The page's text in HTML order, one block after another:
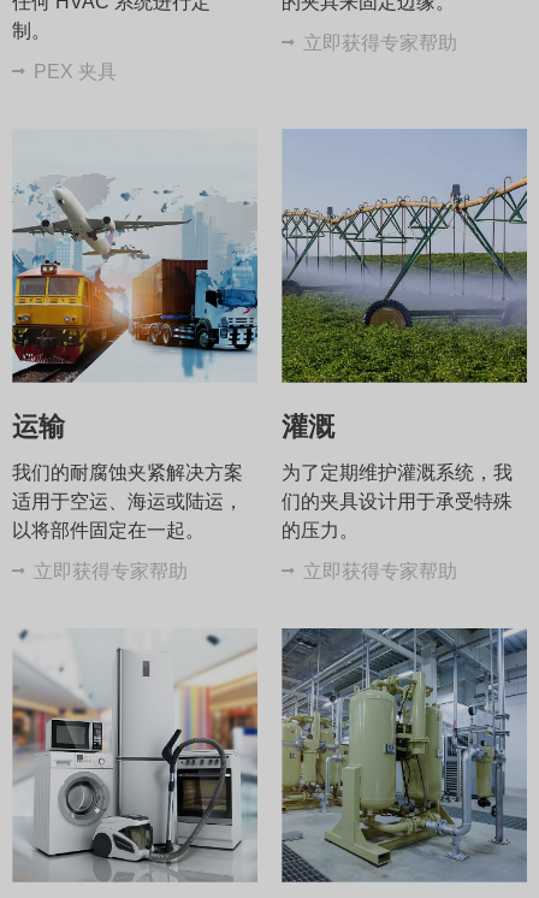
制。
PEX 夹具
立即获得专家帮助
运输
我们的耐腐蚀夹紧解决方案
适用于空运、海运或陆运，
以将部件固定在一起。
立即获得专家帮助
灌溉
为了定期维护灌溉系统，我
们的夹具设计用于承受特殊
的压力。
立即获得专家帮助